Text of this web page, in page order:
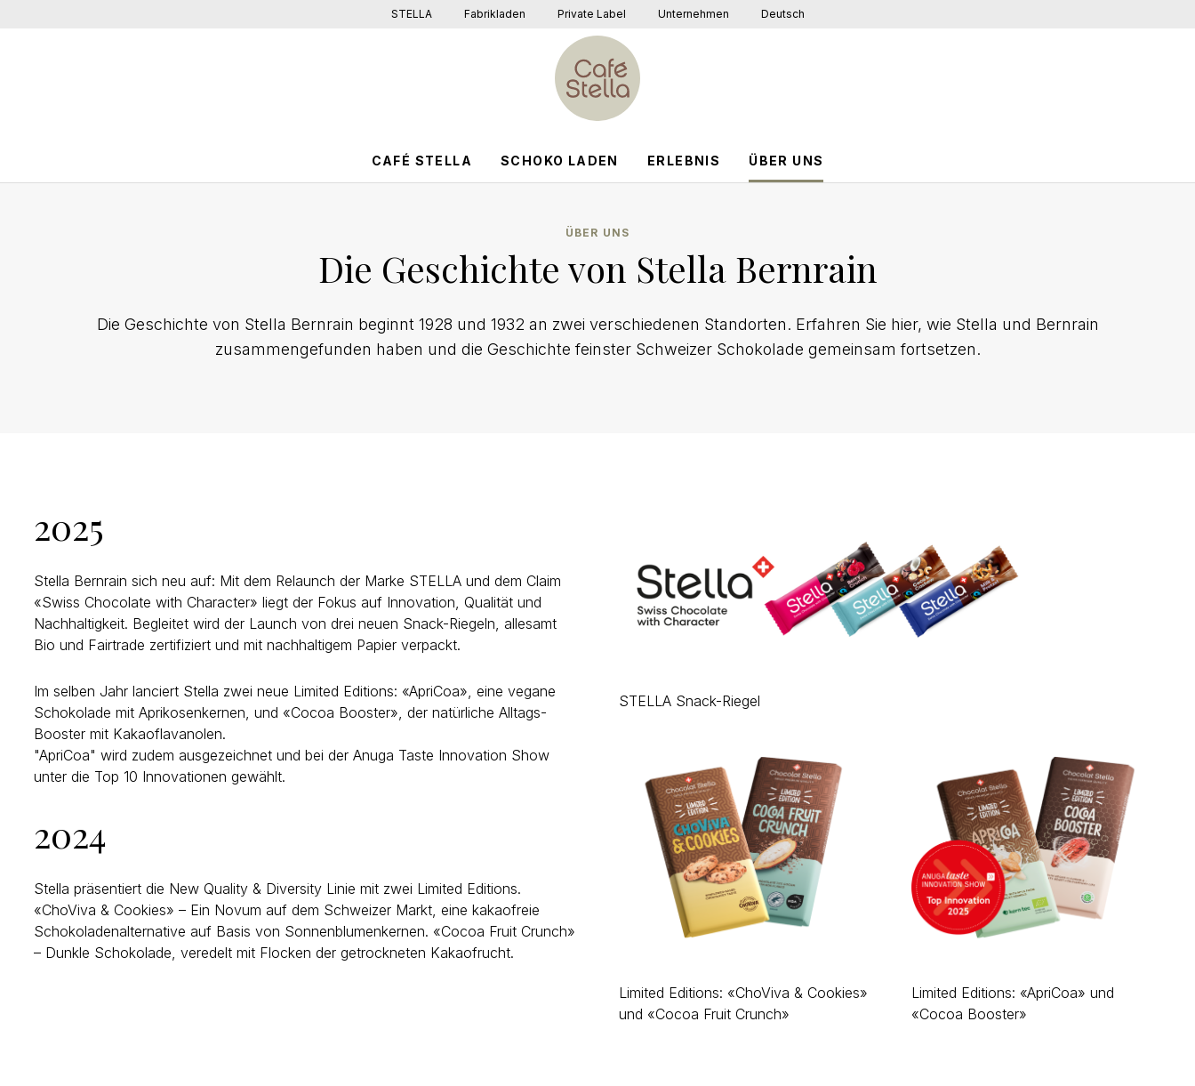
STELLA Fabrikladen Private Label Unternehmen Deutsch
CAFÉ STELLA SCHOKO LADEN ERLEBNIS ÜBER UNS
ÜBER UNS
Die Geschichte von Stella Bernrain
Die Geschichte von Stella Bernrain beginnt 1928 und 1932 an zwei verschiedenen Standorten. Erfahren Sie hier, wie Stella und Bernrain
zusammengefunden haben und die Geschichte feinster Schweizer Schokolade gemeinsam fortsetzen.
2025
Stella Bernrain sich neu auf: Mit dem Relaunch der Marke STELLA und dem Claim
«Swiss Chocolate with Character» liegt der Fokus auf Innovation, Qualität und
Nachhaltigkeit. Begleitet wird der Launch von drei neuen Snack-Riegeln, allesamt
Bio und Fairtrade zertifiziert und mit nachhaltigem Papier verpackt.
Im selben Jahr lanciert Stella zwei neue Limited Editions: «ApriCoa», eine vegane
Schokolade mit Aprikosenkernen, und «Cocoa Booster», der natürliche Alltags-
Booster mit Kakaoflavanolen.
"ApriCoa" wird zudem ausgezeichnet und bei der Anuga Taste Innovation Show
unter die Top 10 Innovationen gewählt.
2024
Stella präsentiert die New Quality & Diversity Linie mit zwei Limited Editions.
«ChoViva & Cookies» – Ein Novum auf dem Schweizer Markt, eine kakaofreie
Schokoladenalternative auf Basis von Sonnenblumenkernen. «Cocoa Fruit Crunch»
– Dunkle Schokolade, veredelt mit Flocken der getrockneten Kakaofrucht.
STELLA Snack-Riegel
Limited Editions: «ChoViva & Cookies»
und «Cocoa Fruit Crunch»
Limited Editions: «ApriCoa» und
«Cocoa Booster»